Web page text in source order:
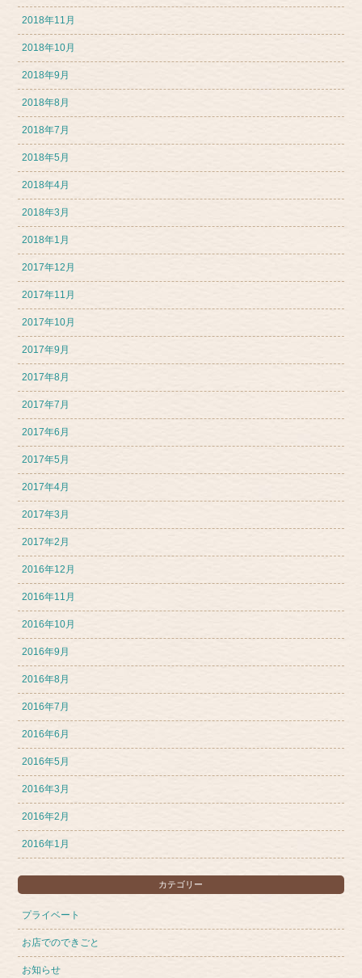
2018年11月
2018年10月
2018年9月
2018年8月
2018年7月
2018年5月
2018年4月
2018年3月
2018年1月
2017年12月
2017年11月
2017年10月
2017年9月
2017年8月
2017年7月
2017年6月
2017年5月
2017年4月
2017年3月
2017年2月
2016年12月
2016年11月
2016年10月
2016年9月
2016年8月
2016年7月
2016年6月
2016年5月
2016年3月
2016年2月
2016年1月
カテゴリー
プライベート
お店でのできごと
お知らせ